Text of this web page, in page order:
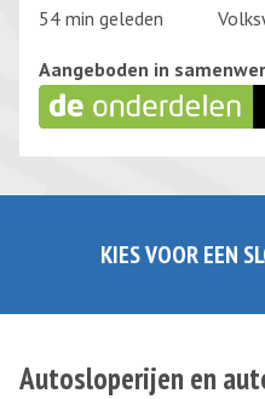
54 min geleden
Aangeboden in
KIES VOOR EEN
Autosloperijen en